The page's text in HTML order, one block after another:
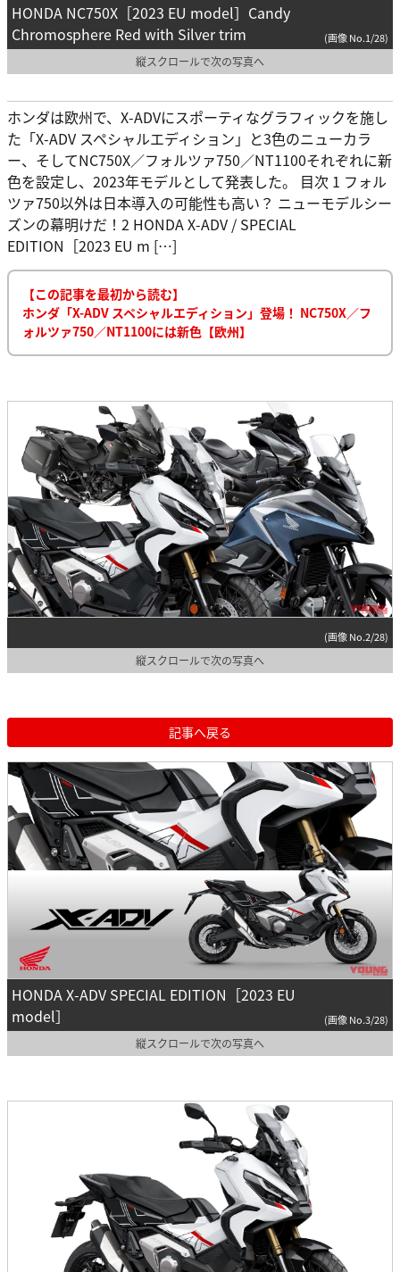
HONDA NC750X［2023 EU model］Candy
Chromosphere Red with Silver trim
(画像 No.1/28)
縦スクロールで次の写真へ
ホンダは欧州で、X-ADVにスポーティなグラフィックを施し
た「X-ADV スペシャルエディション」と3色のニューカラ
ー、そしてNC750X／フォルツァ750／NT1100それぞれに新
色を設定し、2023年モデルとして発表した。 目次 1 フォル
ツァ750以外は日本導入の可能性も高い？ ニューモデルシー
ズンの幕明けだ！2 HONDA X-ADV / SPECIAL
EDITION［2023 EU m […]
【この記事を最初から読む】
ホンダ「X-ADV スペシャルエディション」登場！ NC750X／フ
ォルツァ750／NT1100には新色【欧州】
(画像 No.2/28)
縦スクロールで次の写真へ
記事へ戻る
HONDA X-ADV SPECIAL EDITION［2023 EU
model］
(画像 No.3/28)
縦スクロールで次の写真へ